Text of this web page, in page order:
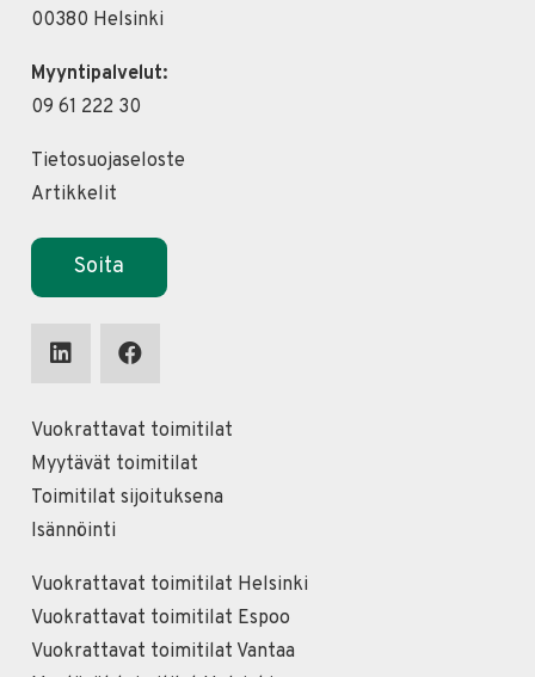
00380 Helsinki
Myyntipalvelut:
09 61 222 30
Tietosuojaseloste
Artikkelit
Soita
Vuokrattavat toimitilat
Myytävät toimitilat
Toimitilat sijoituksena
Isännöinti
Vuokrattavat toimitilat Helsinki
Vuokrattavat toimitilat Espoo
Vuokrattavat toimitilat Vantaa